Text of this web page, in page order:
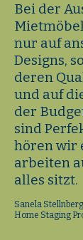
Bei der
nur auf
Designs,
deren
und auf
der
sind
hören wir
arbeiten
alles sitzt.
Sanela
Home Staging